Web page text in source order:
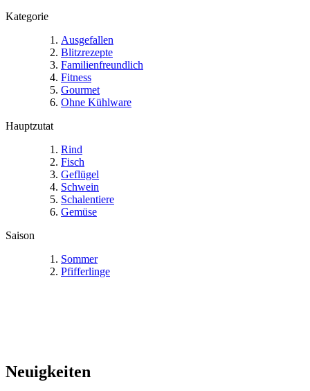
Kategorie
Ausgefallen
Blitzrezepte
Familienfreundlich
Fitness
Gourmet
Ohne Kühlware
Hauptzutat
Rind
Fisch
Geflügel
Schwein
Schalentiere
Gemüse
Saison
Sommer
Pfifferlinge
Neuigkeiten